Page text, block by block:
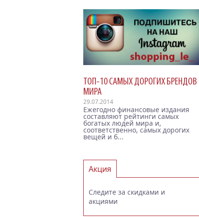
ТОП-10 САМЫХ ДОРОГИХ БРЕНДОВ
МИРА
29.07.2014
Ежегодно финансовые издания
составляют рейтинги самых
богатых людей мира и,
соответственно, самых дорогих
вещей и б...
Акция
Следите за скидками и
акциями